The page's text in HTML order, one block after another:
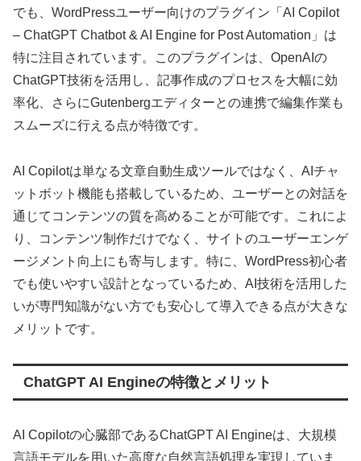
でも、WordPressユーザー向けのプラグイン「AI Copilot
– ChatGPT Chatbot & AI Engine for Post Automation」は
特に注目されています。このプラグインは、OpenAIの
ChatGPT技術を活用し、記事作成のプロセスを大幅に効
率化、さらにGutenbergエディターとの連携で編集作業も
スムーズに行える点が特徴です。
AI Copilotは単なる文章自動生成ツールではなく、AIチャ
ットボット機能も搭載しているため、ユーザーとの対話を
通じてコンテンツの質を高めることが可能です。これによ
り、コンテンツ制作だけでなく、サイトのユーザーエンゲ
ージメント向上にも寄与します。特に、WordPress初心者
でも使いやすい設計となっているため、AI技術を活用した
いが専門知識がない方でも安心して導入できる点が大きな
メリットです。
ChatGPT AI Engineの特徴とメリット
AI Copilotの心臓部であるChatGPT AI Engineは、大規模
言語モデルを用いた高度な自然言語処理を実現していま